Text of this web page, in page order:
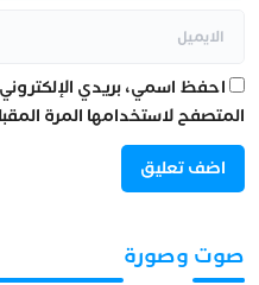
احفظ اسمي، بريدي
المتصفح لاستخدامها المرة
صوت وصورة